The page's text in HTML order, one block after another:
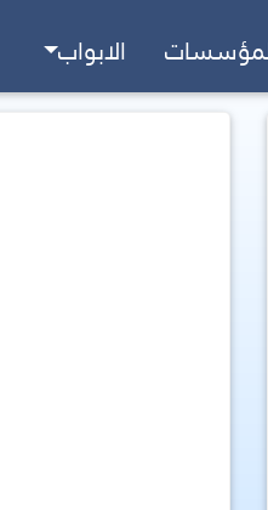
الابواب